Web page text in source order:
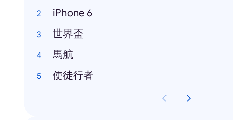
iPhone 6
世界盃
馬航
使徒行者